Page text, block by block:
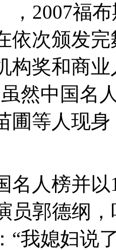
，2007福
依次颁发
构奖和商
然中国名
圃等人现
名人榜并
员郭德纲
“我媳妇说